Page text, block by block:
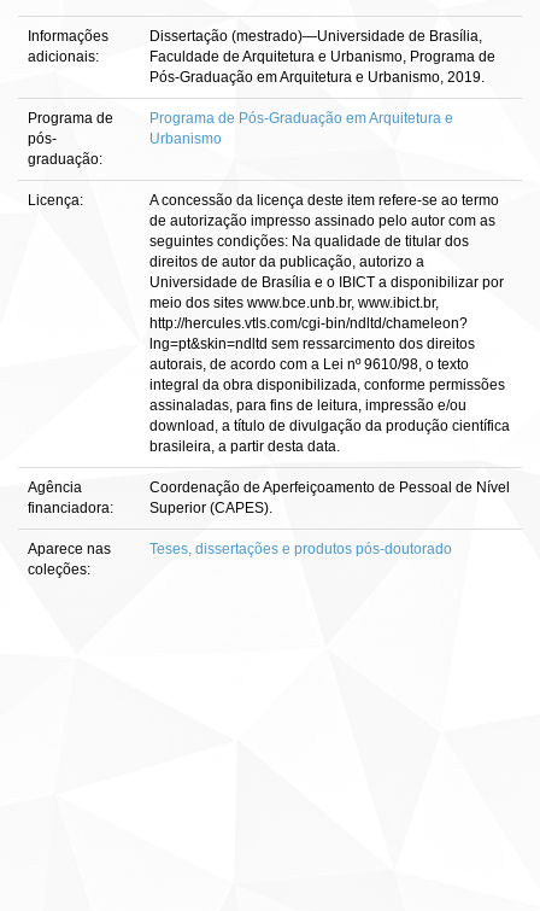
Informações
adicionais:
Dissertação (mestrado)—Universidade de Brasília,
Faculdade de Arquitetura e Urbanismo, Programa de
Pós-Graduação em Arquitetura e Urbanismo, 2019.
Programa de
pós-
graduação:
Programa de Pós-Graduação em Arquitetura e
Urbanismo
Licença:
A concessão da licença deste item refere-se ao termo
de autorização impresso assinado pelo autor com as
seguintes condições: Na qualidade de titular dos
direitos de autor da publicação, autorizo a
Universidade de Brasília e o IBICT a disponibilizar por
meio dos sites www.bce.unb.br, www.ibict.br,
http://hercules.vtls.com/cgi-bin/ndltd/chameleon?
lng=pt&skin=ndltd sem ressarcimento dos direitos
autorais, de acordo com a Lei nº 9610/98, o texto
integral da obra disponibilizada, conforme permissões
assinaladas, para fins de leitura, impressão e/ou
download, a título de divulgação da produção científica
brasileira, a partir desta data.
Agência
financiadora:
Coordenação de Aperfeiçoamento de Pessoal de Nível
Superior (CAPES).
Aparece nas
coleções:
Teses, dissertações e produtos pós-doutorado